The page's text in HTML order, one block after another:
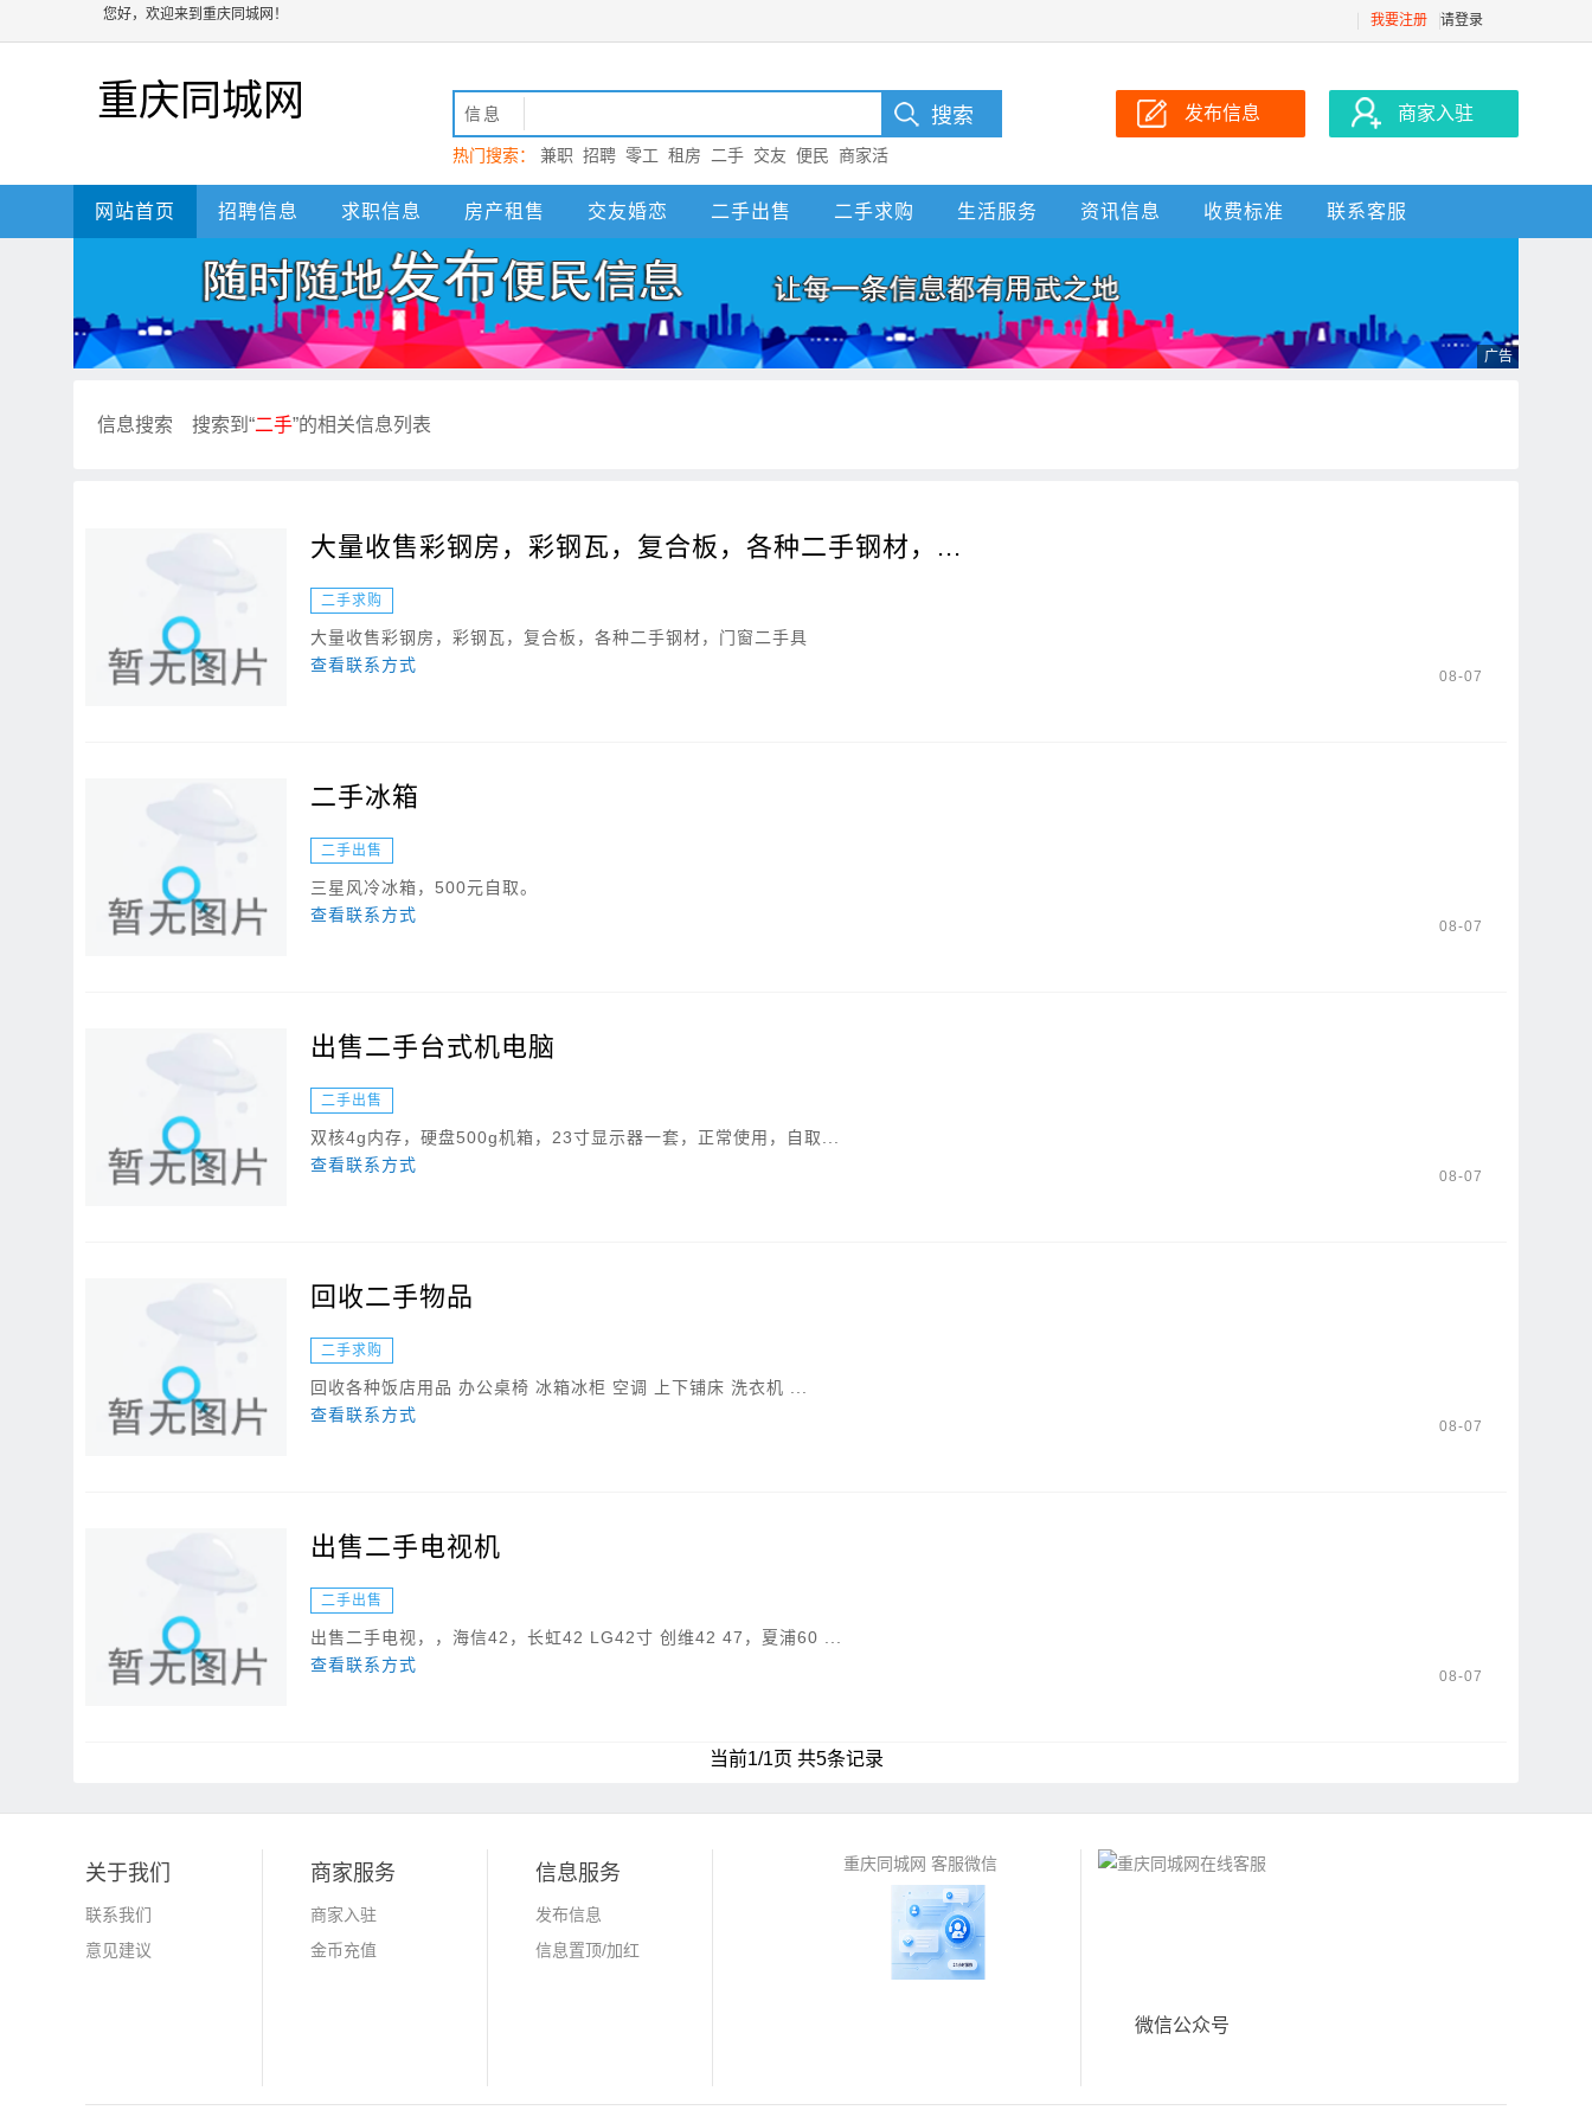
您好，欢迎来到重庆同城网！ 我要注册 请登录
重庆同城网 信息
热门搜索： 兼职 招聘 零工 租房 二手 交友 便民
商家活
动 重庆
发布信息 商家入驻
网站首页 招聘信息 求职信息 房产租售 交友婚恋 二手出售 二手求购 生活服务 资讯信息 收费标准 联系客服
信息搜索 搜索到“二手”的相关信息列表
08-07
大量收售彩钢房，彩钢瓦，复合板，各种二手钢材，...
二手求购
大量收售彩钢房，彩钢瓦，复合板，各种二手钢材，门窗二手具
查看联系方式
08-07
二手冰箱
二手出售
三星风冷冰箱，500元自取。
查看联系方式
08-07
出售二手台式机电脑
二手出售
双核4g内存，硬盘500g机箱，23寸显示器一套，正常使用，自取...
查看联系方式
08-07
回收二手物品
二手求购
回收各种饭店用品 办公桌椅 冰箱冰柜 空调 上下铺床 洗衣机 ...
查看联系方式
08-07
出售二手电视机
二手出售
出售二手电视，，海信42，长虹42 LG42寸 创维42 47，夏浦60 ...
查看联系方式
当前1/1页 共5条记录
关于我们
联系我们
意见建议
商家服务
商家入驻
金币充值
信息服务
发布信息
信息置顶/加红
重庆同城网 客服微信
微信公众号